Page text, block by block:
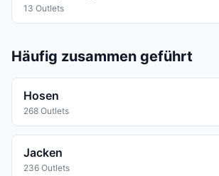
13 Outlets
Häufig zusammen geführt
Hosen
268 Outlets
Jacken
236 Outlets